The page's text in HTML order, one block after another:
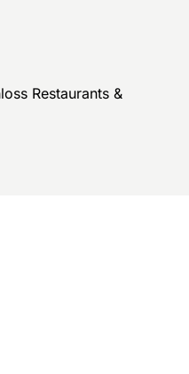
Restaurants &